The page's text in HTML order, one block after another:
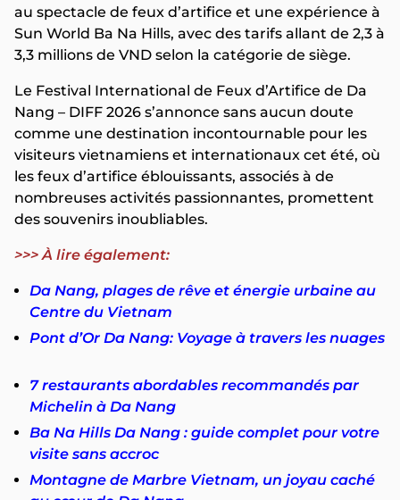
au spectacle de feux d’artifice et une expérience à
Sun World Ba Na Hills, avec des tarifs allant de 2,3 à
3,3 millions de VND selon la catégorie de siège.
Le Festival International de Feux d’Artifice de Da
Nang – DIFF 2026 s’annonce sans aucun doute
comme une destination incontournable pour les
visiteurs vietnamiens et internationaux cet été, où
les feux d’artifice éblouissants, associés à de
nombreuses activités passionnantes, promettent
des souvenirs inoubliables.
>>> À lire également:
Da Nang, plages de rêve et énergie urbaine au
Centre du Vietnam
Pont d’Or Da Nang: Voyage à travers les nuages
7 restaurants abordables recommandés par
Michelin à Da Nang
Ba Na Hills Da Nang : guide complet pour votre
visite sans accroc
Montagne de Marbre Vietnam, un joyau caché